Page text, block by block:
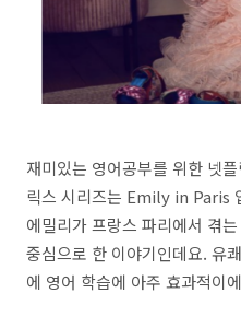
재미있는 영어공부를 위한 넷
릭스 시리즈는 Emily in Paris
에밀리가 프랑스 파리에서 겪
중심으로 한 이야기인데요. 유
에 영어 학습에 아주 효과적이